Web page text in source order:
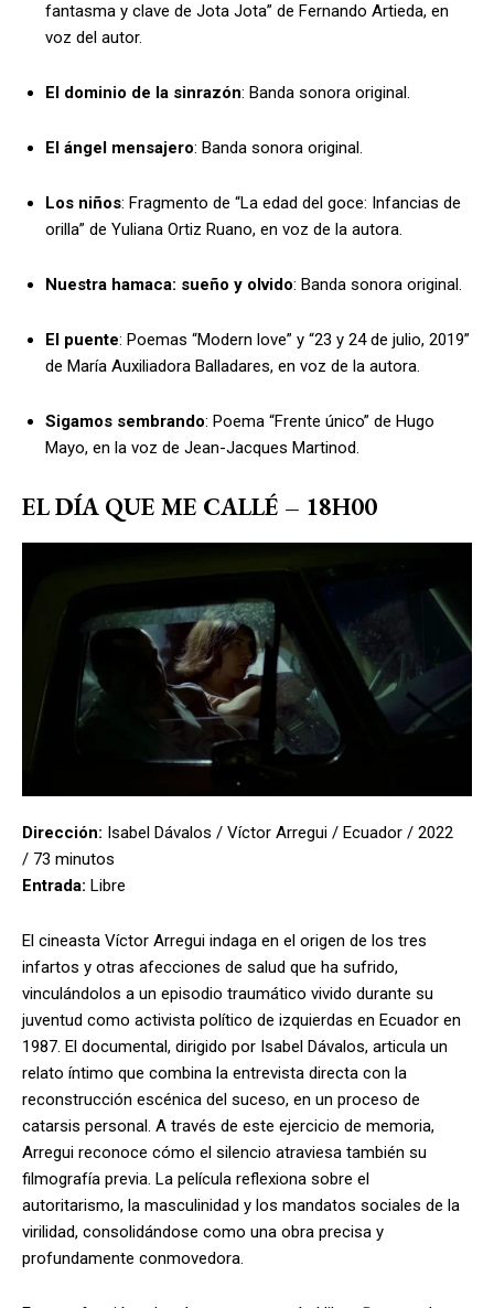
fantasma y clave de Jota Jota” de Fernando Artieda, en
voz del autor.
El dominio de la sinrazón: Banda sonora original.
El ángel mensajero: Banda sonora original.
Los niños: Fragmento de “La edad del goce: Infancias de
orilla” de Yuliana Ortiz Ruano, en voz de la autora.
Nuestra hamaca: sueño y olvido: Banda sonora original.
El puente: Poemas “Modern love” y “23 y 24 de julio, 2019”
de María Auxiliadora Balladares, en voz de la autora.
Sigamos sembrando: Poema “Frente único” de Hugo
Mayo, en la voz de Jean-Jacques Martinod.
EL DÍA QUE ME CALLÉ – 18H00
Dirección: Isabel Dávalos / Víctor Arregui / Ecuador / 2022
/ 73 minutos
Entrada: Libre
El cineasta Víctor Arregui indaga en el origen de los tres
infartos y otras afecciones de salud que ha sufrido,
vinculándolos a un episodio traumático vivido durante su
juventud como activista político de izquierdas en Ecuador en
1987. El documental, dirigido por Isabel Dávalos, articula un
relato íntimo que combina la entrevista directa con la
reconstrucción escénica del suceso, en un proceso de
catarsis personal. A través de este ejercicio de memoria,
Arregui reconoce cómo el silencio atraviesa también su
filmografía previa. La película reflexiona sobre el
autoritarismo, la masculinidad y los mandatos sociales de la
virilidad, consolidándose como una obra precisa y
profundamente conmovedora.